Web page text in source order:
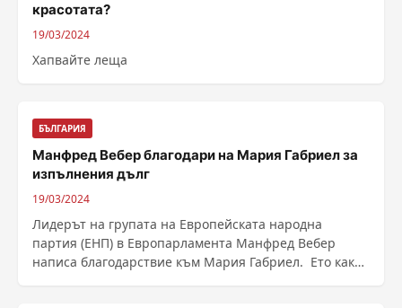
красотата?
19/03/2024
Хапвайте леща
БЪЛГАРИЯ
Манфред Вебер благодари на Мария Габриел за
изпълнения дълг
19/03/2024
Лидерът на групата на Европейската народна
партия (ЕНП) в Европарламента Манфред Вебер
написа благодарствие към Мария Габриел. Ето какво